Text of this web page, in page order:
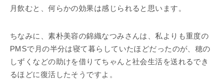
月飲むと、何らかの効果は感じられると思います。
ちなみに、素朴美容の錦織なつみさんは、私よりも重度の
PMSで月の半分は寝て暮らしていたほどだったのが、穂の
しずくなどの助けを借りてちゃんと社会生活を送れるでき
るほどに復活したそうですよ。